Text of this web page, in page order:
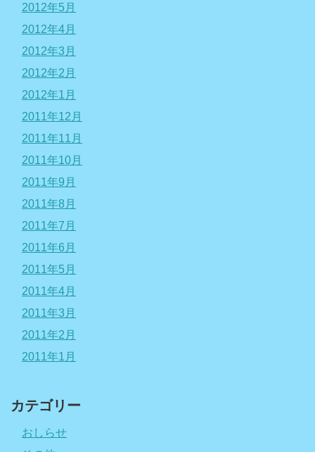
2012年5月
2012年4月
2012年3月
2012年2月
2012年1月
2011年12月
2011年11月
2011年10月
2011年9月
2011年8月
2011年7月
2011年6月
2011年5月
2011年4月
2011年3月
2011年2月
2011年1月
カテゴリー
おしらせ